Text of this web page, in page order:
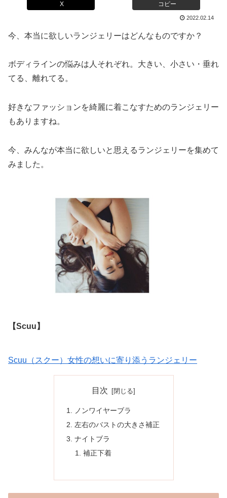
X コピー
2022.02.14
今、本当に欲しいランジェリーはどんなものですか？
ボディラインの悩みは人それぞれ。大きい、小さい・垂れ
てる、離れてる。
好きなファッションを綺麗に着こなすためのランジェリー
もありますね。
今、みんなが本当に欲しいと思えるランジェリーを集めて
みました。
【Scuu】
Scuu（スクー）女性の想いに寄り添うランジェリー
目次
ノンワイヤーブラ
左右のバストの大きさ補正
ナイトブラ
補正下着